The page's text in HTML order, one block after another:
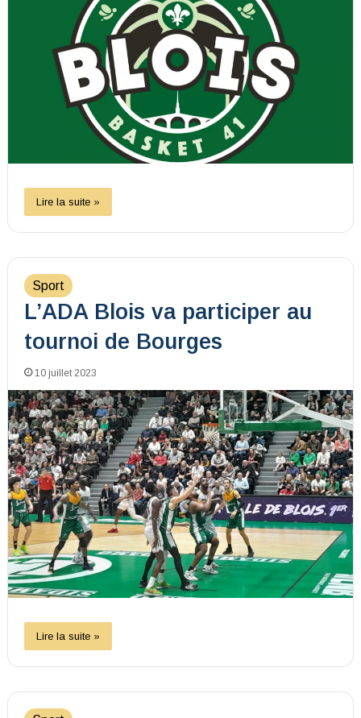
Lire la suite »
Sport
L’ADA Blois va participer au
tournoi de Bourges
10 juillet 2023
Lire la suite »